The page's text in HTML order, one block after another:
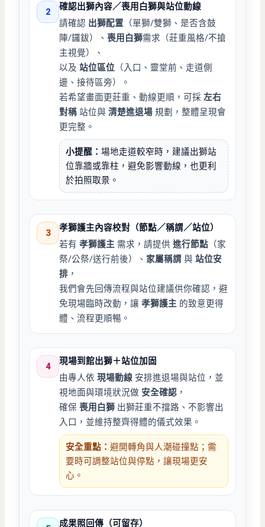
2
確認出獅內容／喪用白獅與站位動線
請確認 出獅配置 （單獅/雙獅、是否含鼓
陣/鑼鈸）、喪用白獅需求（莊重風格/不搶
主視覺）、
以及站位區位 （入口、靈堂前、走道側
邊、接待區旁）。
若希望畫面更莊重、動線更順，可採左右
對稱 站位與清楚進退場 規劃，整體呈現會
更完整。
小提醒：場地走道較窄時，建議出獅站
位靠牆或靠柱，避免影響動線，也更利
於拍照取景。
3
孝獅護主內容校對（節點／稱謂／站位）
若有孝獅護主 需求，請提供進行節點 （家
祭/公祭/送行前後）、 家屬稱謂 與站位安
排 ，
我們會先回傳流程與站位建議供你確認，避
免現場臨時改動，讓孝獅護主 的致意更得
體、流程更順暢。
4
現場到館出獅＋站位加固
由專人依現場動線 安排進退場與站位，並
視地面與環境狀況做 安全確認 ，
確保喪用白獅 出獅莊重不擋路、不影響出
入口，並維持整齊得體的儀式效果。
安全重點：避開轉角與人潮碰撞點；需
要時可調整站位與停點，讓現場更安
心。
成果照回傳（可留存）